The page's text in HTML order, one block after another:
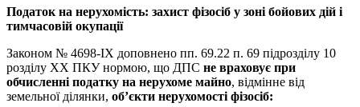
Податок на нерухомість: захист фізосіб у зоні бойових дій і
тимчасовій окупації
Законом № 4698-IX доповнено пп. 69.22 п. 69 підрозділу 10
розділу ХХ ПКУ нормою, що ДПС не враховує при
обчисленні податку на нерухоме майно, відмінне від
земельної ділянки, об’єкти нерухомості фізосіб: